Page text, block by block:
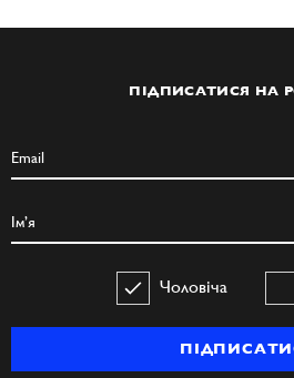
ПІДПИСАТИСЯ НА
Чоловіча